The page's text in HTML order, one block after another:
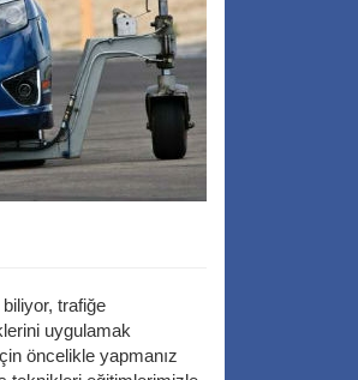
trafiğe
uygulamak
öncelikle yapmanız